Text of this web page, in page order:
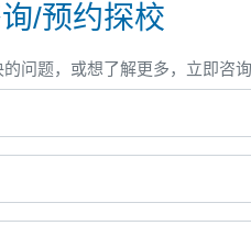
/预约探校
问题，或想了解更多，立即咨